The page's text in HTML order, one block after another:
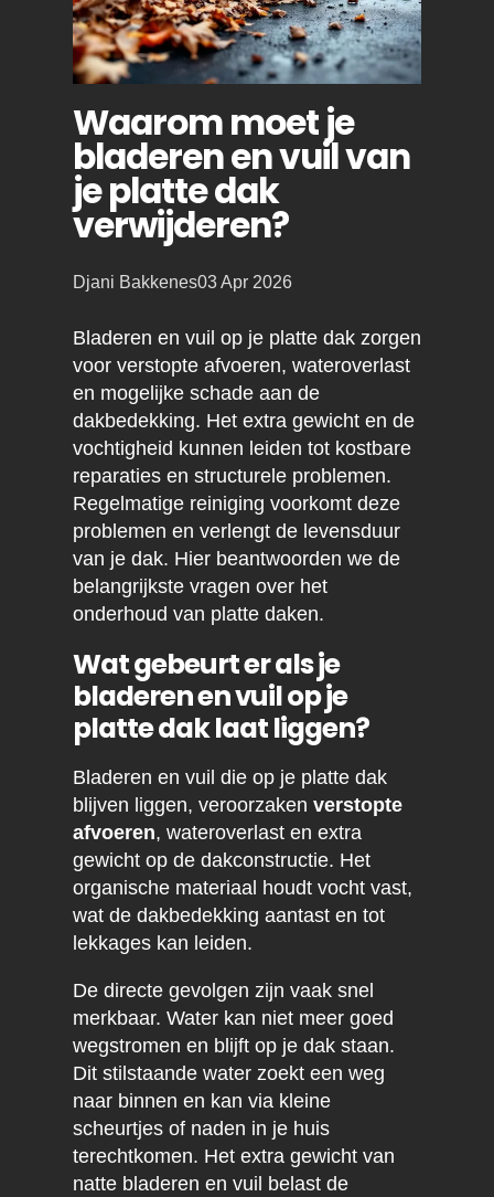
Waarom moet je
bladeren en vuil van
je platte dak
verwijderen?
Posted
Djani Bakkenes03 Apr 2026
Bladeren en vuil op je platte dak zorgen
voor verstopte afvoeren, wateroverlast
en mogelijke schade aan de
dakbedekking. Het extra gewicht en de
vochtigheid kunnen leiden tot kostbare
reparaties en structurele problemen.
Regelmatige reiniging voorkomt deze
problemen en verlengt de levensduur
van je dak. Hier beantwoorden we de
belangrijkste vragen over het
onderhoud van platte daken.
Wat gebeurt er als je
bladeren en vuil op je
platte dak laat liggen?
Bladeren en vuil die op je platte dak
blijven liggen, veroorzaken verstopte
afvoeren, wateroverlast en extra
gewicht op de dakconstructie. Het
organische materiaal houdt vocht vast,
wat de dakbedekking aantast en tot
lekkages kan leiden.
De directe gevolgen zijn vaak snel
merkbaar. Water kan niet meer goed
wegstromen en blijft op je dak staan.
Dit stilstaande water zoekt een weg
naar binnen en kan via kleine
scheurtjes of naden in je huis
terechtkomen. Het extra gewicht van
natte bladeren en vuil belast de